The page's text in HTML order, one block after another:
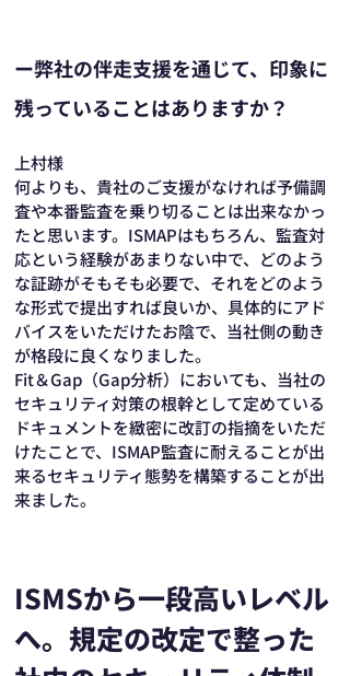
ー弊社の伴走支援を通じて、印象に
残っていることはありますか？
上村様
何よりも、貴社のご支援がなければ予備調
査や本番監査を乗り切ることは出来なかっ
たと思います。ISMAPはもちろん、監査対
応という経験があまりない中で、どのよう
な証跡がそもそも必要で、それをどのよう
な形式で提出すれば良いか、具体的にアド
バイスをいただけたお陰で、当社側の動き
が格段に良くなりました。
Fit＆Gap（Gap分析）においても、当社の
セキュリティ対策の根幹として定めている
ドキュメントを緻密に改訂の指摘をいただ
けたことで、ISMAP監査に耐えることが出
来るセキュリティ態勢を構築することが出
来ました。
ISMSから一段高いレベル
へ。規定の改定で整った